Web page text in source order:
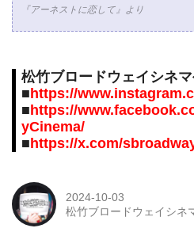
『アーネストに恋して』より
松竹ブロードウェイシネ
■https://
■https://
yCinema/
■https://x.com/
2024-10-03
松竹ブロードウェイシネ